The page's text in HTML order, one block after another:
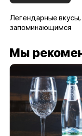
Легендарные
запоминающимся
Мы